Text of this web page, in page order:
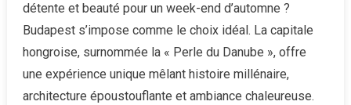
automne
escapade
culturelle
et
détente et beauté pour un week-end d’automne ?
Budapest s’impose comme le choix idéal. La capitale
hongroise, surnommée la « Perle du Danube », offre
une expérience unique mêlant histoire millénaire,
architecture époustouflante et ambiance chaleureuse.